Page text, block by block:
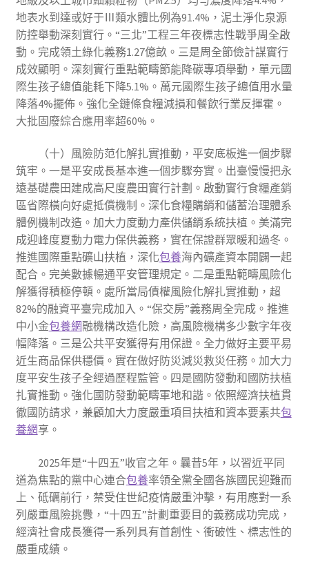
地表水到達或好于Ⅲ類水體比例為91.4%，泥土淨化泉源
防控舉動深刻實行。“三北”工程三年夜標志性戰爭周全啟
動。完成領土綠化義務1.27億畝。三是周全節儉計謀實行
成效顯明。深刻實行重點範疇節能降碳專項舉動，單元國
際生孩子總值能耗下降5.1%。萬元國際生孩子總值用水量
降落4%擺佈。強化全鏈條食糧減損和餐飲行業反揮霍。
大批固廢綜合應用率超60%。
（十）風險防范化解扎實推動，平安底板進一個步驟
筑牢。一是平安成長基本進一個步驟夯實。出臺慢慢把永
遠基礎農田建成高尺度農田實行計劃。啟動實行食糧產銷
區省際橫向好處抵償機制。深化食糧購銷和儲蓄治理體系
體例機制改造。加大力度動力產供儲銷系統扶植。美滿完
成迎峰度夏動力電力保供義務，實在保證群眾暖和過冬。
推進國際重點礦山扶植，深化包養海內礦產資本開闢一起
配合。完美數據暢通平安管理規定。二是重點範疇風險化
解獲得積極停頓。處所當局債權風險化解扎實推動，超
82%的融資平臺完成加入。“保交房”義務周全完成。推進
中小金包養網融機構改造化險，高風險機構多少數字年夜
幅降落。三是公共平安獲得有用保證。全力做好主要平易
近生商品保供穩價。實在做好防災減災救災任務。加大力
度平安生孩子全經過歷程監管。四是國防發動和國防扶植
扎實推動。強化國防發動範疇軍地和諧。依照經濟扶植貫
徹國防請求，兼顧加大力度嚴重項目扶植和資本要素共包
養網享。
2025年是“十四五”收官之年。曩昔5年，以習近平同
道為焦點的黨中心連合包養率領全黨全國各族國民迎難而
上、砥礪前行，禁受住世紀疫情嚴重沖擊，有用應對一系
列嚴重風險挑釁，“十四五”計劃重要目的義務成功完成，
經濟社會成長獲得一系列具有首創性、衝破性、標志性的
嚴重成績。